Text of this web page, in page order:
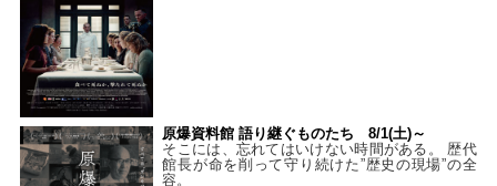
原爆資料館 語り継ぐものたち 8/1(土)～
そこには、忘れてはいけない時間がある。 歴代
館長が命を削って守り続けた”歴史の現場”の全
容。